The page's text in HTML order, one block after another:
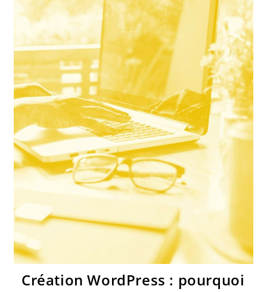
Création WordPress : pourquoi